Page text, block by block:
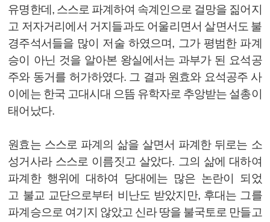
유명한데, 스스로 파계하여 속계인으로 걸망을 짊어지
고 저자거리에서 거지들과도 어울리면서 살면서도 불
경주석서들을 많이 저술 하였으며, 그가 평범한 파계
승이 아닌 것을 알아본 왕실에서는 과부가 된 요석공
주와 동거를 허가하였다. 그 결과 원효와 요석공주 사
이에는 한국 고대시대 으뜸 유학자로 추앙받는 설총이
태어났다.
원효는 스스로 파계의 삶을 살면서 파계한 뒤로는 소
성거사라 스스로 이름짓고 살았다. 그의 삶에 대하여
파계한 행위에 대하여 당대에는 많은 논란이 되었
고 불교 교단으로부터 비난도 받았지만, 후대는 그를
파계승으로 여기지 않았고 신라 땅을 불국토로 만들고